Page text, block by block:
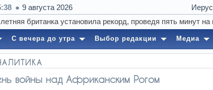
9 августа 2026
15:24
Нетаниягу
С вечера до утра Выбор редакции Медиа
войны над Африканским Рогом